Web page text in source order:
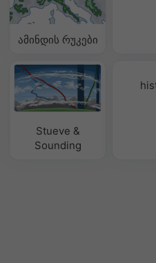
ამინდის რუკები
Stueve &
Sounding